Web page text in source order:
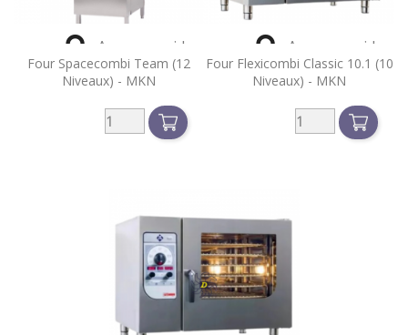
Four Spacecombi Team (12
Niveaux) - MKN
 Aperçu rapide
Four Flexicombi Classic 10.1 (10
Niveaux) - MKN
 Aperçu rapide